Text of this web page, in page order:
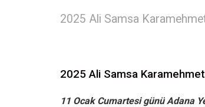
2025 Ali Samsa
2025 Ali Samsa
11 Ocak Cumartesi günü Adana